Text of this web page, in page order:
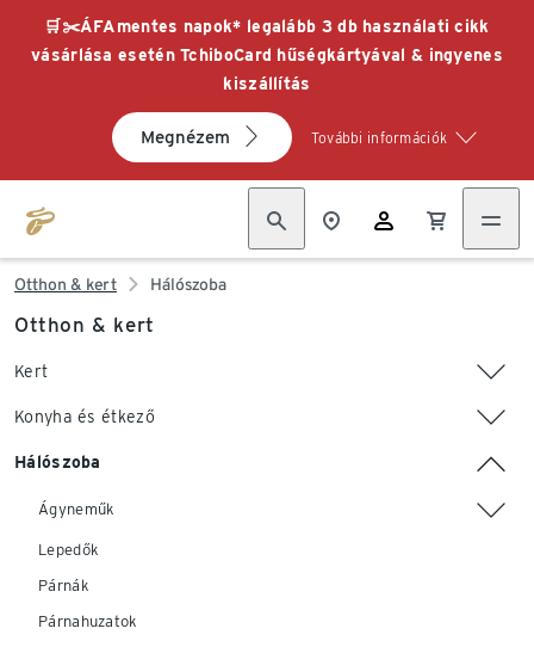
🛒✂️ÁFAmentes napok* legalább 3 db használati cikk
vásárlása esetén TchiboCard hűségkártyával & ingyenes
kiszállítás
Megnézem További információk
Otthon & kert Hálószoba
Otthon & kert
Kert
Konyha és étkező
Hálószoba
Ágyneműk
Lepedők
Párnák
Párnahuzatok